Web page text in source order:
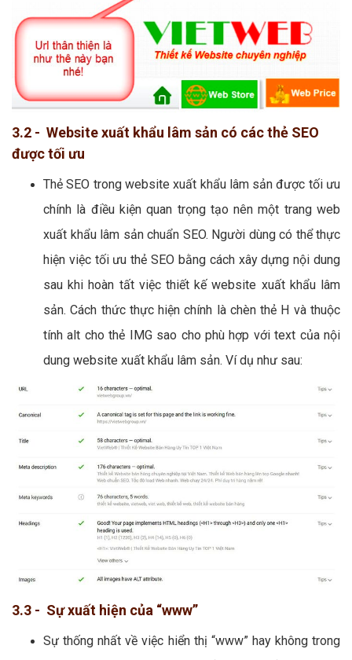
3.2 - Website xuất khẩu lâm sản có các thẻ SEO
được tối ưu
Thẻ SEO trong website xuất khẩu lâm sản được tối ưu
chính là điều kiện quan trọng tạo nên một trang web
xuất khẩu lâm sản chuẩn SEO. Người dùng có thể thực
hiện việc tối ưu thẻ SEO bằng cách xây dựng nội dung
sau khi hoàn tất việc thiết kế website xuất khẩu lâm
sản. Cách thức thực hiện chính là chèn thẻ H và thuộc
tính alt cho thẻ IMG sao cho phù hợp với text của nội
dung website xuất khẩu lâm sản. Ví dụ như sau:
3.3 - Sự xuất hiện của “www”
Sự thống nhất về việc hiển thị “www” hay không trong